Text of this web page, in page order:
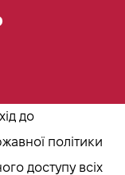
до
політики
доступу всіх